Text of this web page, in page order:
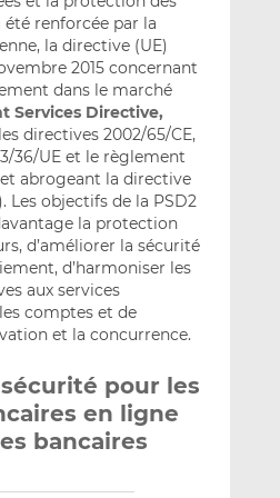
renforcée par la
la directive (UE)
2015 concernant
dans le marché
Services Directive,
directives 2002/65/CE,
36/UE et le règlement
et abrogeant la directive
Les objectifs de la PSD2
la protection
d’améliorer la sécurité
d’harmoniser les
aux services
comptes et de
et la concurrence.
pour les
en ligne
bancaires